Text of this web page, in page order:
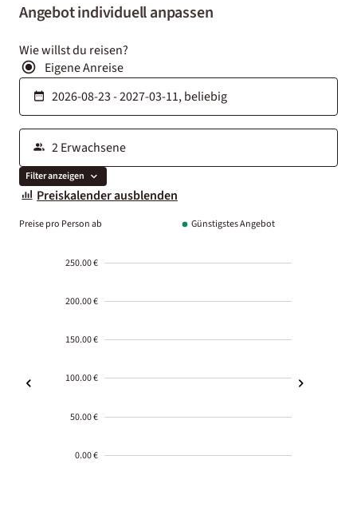
Angebot individuell anpassen
Wie willst du reisen?
Eigene Anreise
Filter anzeigen
Preiskalender ausblenden
Preise pro Person ab Günstigstes Angebot
250.00 €
200.00 €
150.00 €
100.00 €
50.00 €
0.00 €